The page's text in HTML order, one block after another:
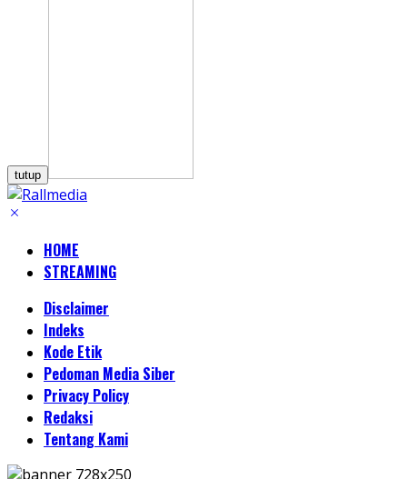
tutup
HOME
STREAMING
Disclaimer
Indeks
Kode Etik
Pedoman Media Siber
Privacy Policy
Redaksi
Tentang Kami